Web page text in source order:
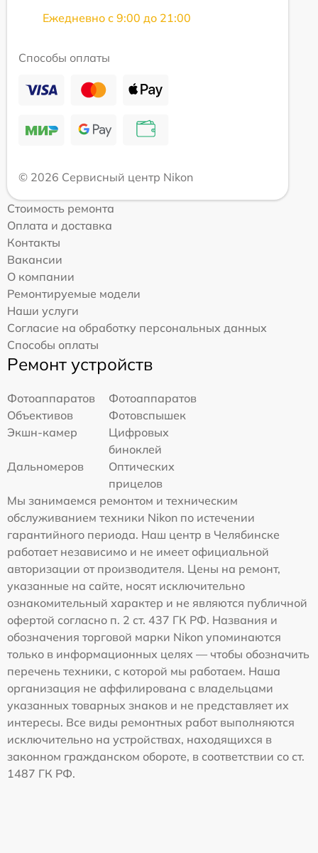
Ежедневно с 9:00 до 21:00
Способы оплаты
© 2026 Сервисный центр Nikon
Стоимость ремонта
Оплата и доставка
Контакты
Вакансии
О компании
Ремонтируемые модели
Наши услуги
Согласие на обработку персональных данных
Способы оплаты
Ремонт устройств
Фотоаппаратов
Фотоаппаратов
Объективов
Фотовспышек
Экшн-камер
Цифровых
биноклей
Дальномеров
Оптических
прицелов
Мы занимаемся ремонтом и техническим
обслуживанием техники Nikon по истечении
гарантийного периода. Наш центр в Челябинске
работает независимо и не имеет официальной
авторизации от производителя. Цены на ремонт,
указанные на сайте, носят исключительно
ознакомительный характер и не являются публичной
офертой согласно п. 2 ст. 437 ГК РФ. Названия и
обозначения торговой марки Nikon упоминаются
только в информационных целях — чтобы обозначить
перечень техники, с которой мы работаем. Наша
организация не аффилирована с владельцами
указанных товарных знаков и не представляет их
интересы. Все виды ремонтных работ выполняются
исключительно на устройствах, находящихся в
законном гражданском обороте, в соответствии со ст.
1487 ГК РФ.